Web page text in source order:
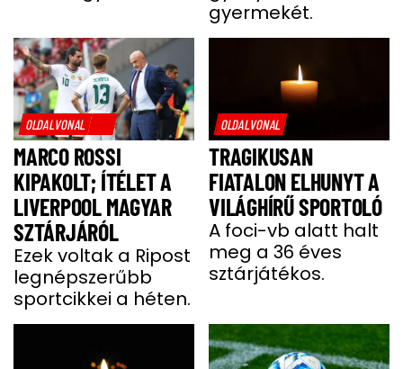
gyermekét.
OLDALVONAL
MARCO ROSSI
KIPAKOLT; ÍTÉLET A
LIVERPOOL MAGYAR
SZTÁRJÁRÓL
Ezek voltak a Ripost
legnépszerűbb
sportcikkei a héten.
OLDALVONAL
TRAGIKUSAN
FIATALON ELHUNYT A
VILÁGHÍRŰ SPORTOLÓ
A foci-vb alatt halt
meg a 36 éves
sztárjátékos.